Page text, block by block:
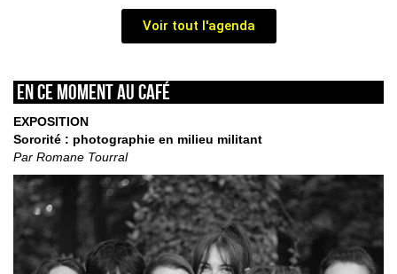
Voir tout l'agenda
En ce moment au café
EXPOSITION
Sororité : photographie en milieu militant
Par Romane Tourral